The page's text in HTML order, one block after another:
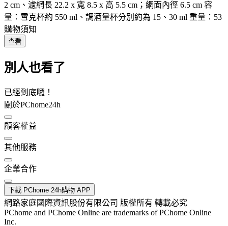
2 cm、濾網長 22.2 x 寬 8.5 x 高 5.5 cm；網面內徑 6.5 cm 容
量：雪克杯約 550 ml、調酒量杯分別約為 15、30 ml 重量：53
購物須知
查看
別人也看了
已經到底囉！
關於PChome24h
顧客權益
其他服務
企業合作
下載 PChome 24h購物 APP
網路家庭國際資訊股份有限公司 版權所有 轉載必究
PChome and PChome Online are trademarks of PChome Online
Inc.